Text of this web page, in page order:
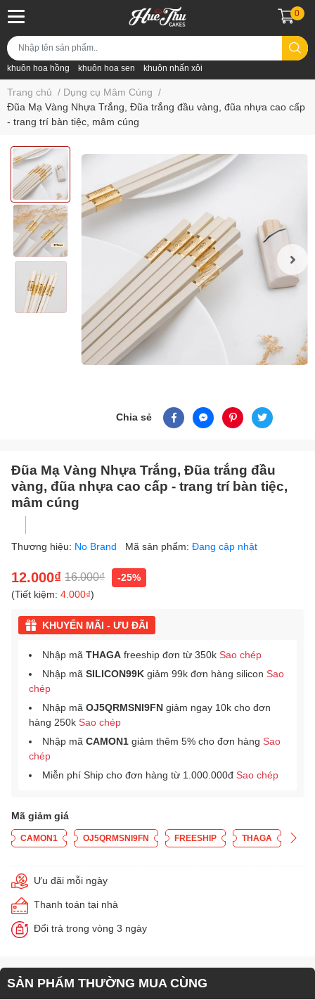
khuôn hoa hồng khuôn hoa sen khuôn nhấn xôi
0
Trang chủ / Dụng cụ Mâm Cúng /
Đũa Mạ Vàng Nhựa Trắng, Đũa trắng đầu vàng, đũa nhựa cao cấp
- trang trí bàn tiệc, mâm cúng
Chia sẻ
Đũa Mạ Vàng Nhựa Trắng, Đũa trắng đầu
vàng, đũa nhựa cao cấp - trang trí bàn tiệc,
mâm cúng
Thương hiệu: No Brand Mã sản phẩm: Đang cập nhật
12.000₫ 16.000₫
-25%
(Tiết kiệm: 4.000₫)
KHUYẾN MÃI - ƯU ĐÃI
Nhập mã THAGA freeship đơn từ 350k Sao chép
Nhập mã SILICON99K giảm 99k đơn hàng silicon Sao
chép
Nhập mã OJ5QRMSNI9FN giảm ngay 10k cho đơn
hàng 250k Sao chép
Nhập mã CAMON1 giảm thêm 5% cho đơn hàng Sao
chép
Miễn phí Ship cho đơn hàng từ 1.000.000đ Sao chép
Mã giảm giá
CAMON1 OJ5QRMSNI9FN FREESHIP THAGA
Ưu đãi mỗi ngày
Thanh toán tại nhà
Đổi trả trong vòng 3 ngày
SẢN PHẨM THƯỜNG MUA CÙNG